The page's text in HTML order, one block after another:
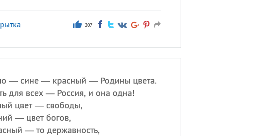
207
— сине — красный — Родины цвета.
для всех — Россия, и она одна!
цвет — свободы,
— цвет богов,
— то державность,